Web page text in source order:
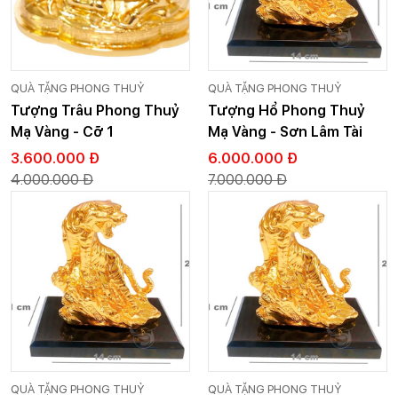
QUÀ TẶNG PHONG THUỶ
Tượng Trâu Phong Thuỷ
Mạ Vàng - Cỡ 1
3.600.000 Đ
4.000.000 Đ
QUÀ TẶNG PHONG THUỶ
Tượng Hổ Phong Thuỷ
Mạ Vàng - Sơn Lâm Tài
Lộc
6.000.000 Đ
7.000.000 Đ
QUÀ TẶNG PHONG THUỶ QUÀ TẶNG PHONG THUỶ